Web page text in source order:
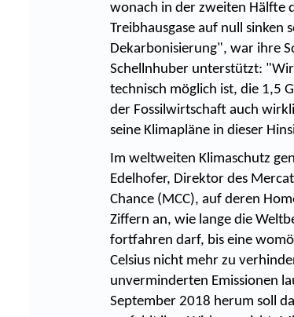
wonach in der zweiten Hälfte
Treibhausgase auf null sinken
Dekarbonisierung", war ihre
Schellnhuber unterstützt: "Wir
technisch möglich ist, die 1,5
der Fossilwirtschaft auch
seine Klimapläne in dieser
Im weltweiten Klimaschutz
Edelhofer, Direktor des
Chance (MCC), auf deren
Ziffern an, wie lange die
fortfahren darf, bis eine
Celsius nicht mehr zu
unverminderten Emissionen
September 2018 herum soll